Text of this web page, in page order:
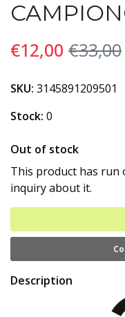
€12,00 €33,00
SKU: 3145891209501
Stock: 0
Out of stock
This product has run
inquiry about it.
Description